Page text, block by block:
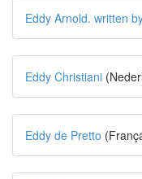
Eddy Arnold. written
Eddy Christiani
Eddy de Pretto